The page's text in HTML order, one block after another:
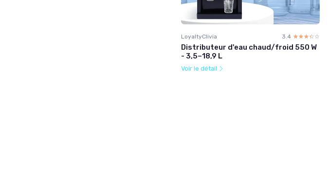
LoyaltyClivia 3.4 ☆☆☆☆☆
★★★★★
Distributeur d'eau chaud/froid 550 W
- 3,5–18,9 L
Voir le détail